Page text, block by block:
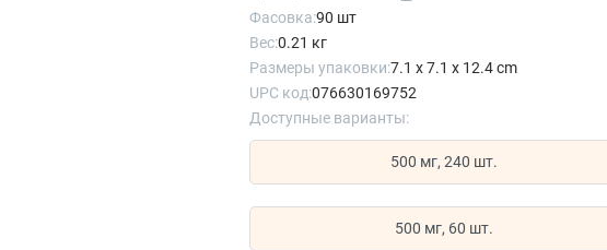
Фасовка:90 шт
Вес:0.21 кг
Размеры упаковки:7.1 x 7.1 x 12.4 cm
UPC код:076630169752
Доступные варианты:
500 мг, 240 шт.
500 мг, 60 шт.